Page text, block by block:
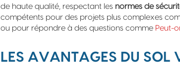
de haute qualité, respectant les normes de
compétents pour des projets plus complexes
ou pour répondre à des questions comme Peut-
LES AVANTAGES DU SOL